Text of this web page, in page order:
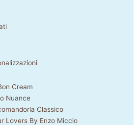
Cream
Nuance
Classico
Lovers By Enzo Miccio